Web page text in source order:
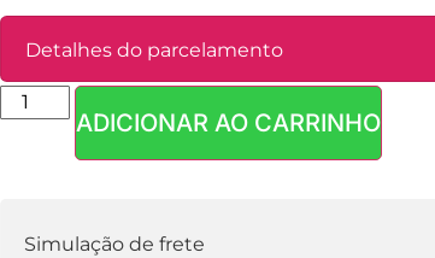
Detalhes do parcelamento
Parcelas:
2x deR$69,95sem juros
ADICIONAR AO CARRINHO
Simulação de frete